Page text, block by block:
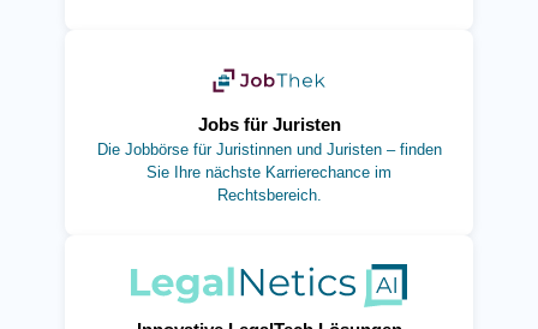
Jobs für Juristen
Die Jobbörse für Juristinnen und Juristen – finden
Sie Ihre nächste Karrierechance im
Rechtsbereich.
(öffnet in neuem Tab)